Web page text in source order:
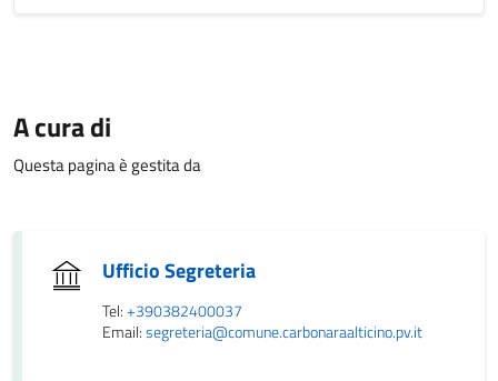
A cura di
Questa pagina è gestita da
Ufficio Segreteria
Tel:+390382400037
Email:segreteria@comune.carbonaraalticino.pv.it